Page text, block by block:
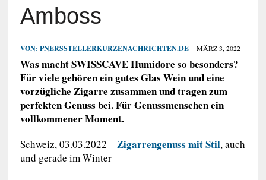
Amboss
VON: PNERSSTELLERKURZENACHRICHTEN.DE MÄRZ 3, 2022
Was macht SWISSCAVE Humidore so besonders?
Für viele gehören ein gutes Glas Wein und eine
vorzügliche Zigarre zusammen und tragen zum
perfekten Genuss bei. Für Genussmenschen ein
vollkommener Moment.
Schweiz, 03.03.2022 –Zigarrengenuss mit Stil, auch
und gerade im Winter